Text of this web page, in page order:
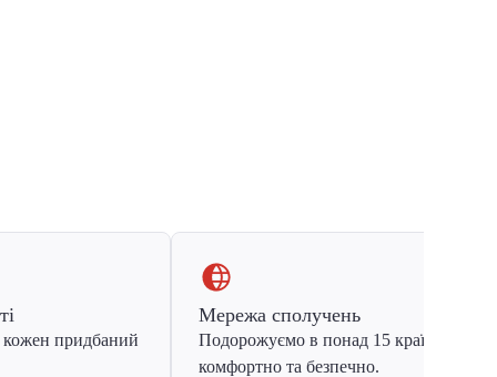
придбаний
Мережа сполучень
Подорожуємо в понад 15 країн Європи
комфортно та безпечно.